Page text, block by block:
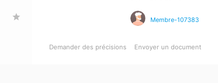
star Membre-107383
Demander des précisions Envoyer un document